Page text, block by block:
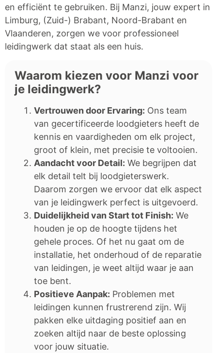
en efficiënt te gebruiken. Bij Manzi, jouw expert in
Limburg, (Zuid-) Brabant, Noord-Brabant en
Vlaanderen, zorgen we voor professioneel
leidingwerk dat staat als een huis.
Waarom kiezen voor Manzi voor
je leidingwerk?
Vertrouwen door Ervaring: Ons team
van gecertificeerde loodgieters heeft de
kennis en vaardigheden om elk project,
groot of klein, met precisie te voltooien.
Aandacht voor Detail: We begrijpen dat
elk detail telt bij loodgieterswerk.
Daarom zorgen we ervoor dat elk aspect
van je leidingwerk perfect is uitgevoerd.
Duidelijkheid van Start tot Finish: We
houden je op de hoogte tijdens het
gehele proces. Of het nu gaat om de
installatie, het onderhoud of de reparatie
van leidingen, je weet altijd waar je aan
toe bent.
Positieve Aanpak: Problemen met
leidingen kunnen frustrerend zijn. Wij
pakken elke uitdaging positief aan en
zoeken altijd naar de beste oplossing
voor jouw situatie.